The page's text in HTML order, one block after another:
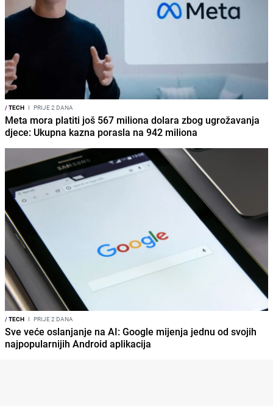
/TECH I PRIJE 2 DANA
Meta mora platiti još 567 miliona dolara zbog ugrožavanja
djece: Ukupna kazna porasla na 942 miliona
/TECH I PRIJE 2 DANA
Sve veće oslanjanje na AI: Google mijenja jednu od svojih
najpopularnijih Android aplikacija